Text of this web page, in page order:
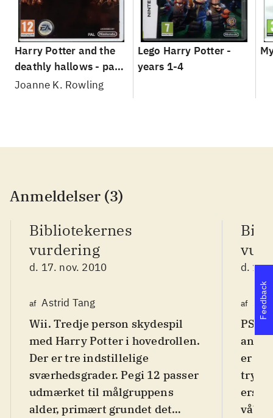
Harry Potter and the
deathly hallows - part
2
Joanne K. Rowling
Lego Harry Potter -
years 1-4
Anmeldelser (3)
Bibliotekernes
vurdering
d. 17. nov. 2010
af Astrid Tang
Wii. Tredje person skydespil
med Harry Potter i hovedrollen.
Der er tre indstillelige
sværhedsgrader. Pegi 12 passer
udmærket til målgruppens
alder, primært grundet det
d. 17.
af
PS3,
and
er et
Feedback